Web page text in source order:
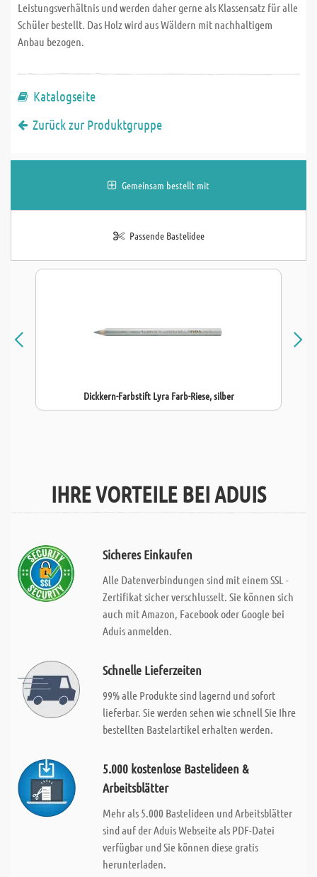
Leistungsverhältnis und werden daher gerne als Klassensatz für alle
Schüler bestellt. Das Holz wird aus Wäldern mit nachhaltigem
Anbau bezogen.
Katalogseite
Zurück zur Produktgruppe
Gemeinsam bestellt mit
Passende Bastelidee
Dickkern-Farbstift Lyra Farb-Riese, silber
IHRE VORTEILE BEI ADUIS
Sicheres Einkaufen
Alle Datenverbindungen sind mit einem SSL -
Zertifikat sicher verschlusselt. Sie können sich
auch mit Amazon, Facebook oder Google bei
Aduis anmelden.
Schnelle Lieferzeiten
99% alle Produkte sind lagernd und sofort
lieferbar. Sie werden sehen wie schnell Sie Ihre
bestellten Bastelartikel erhalten werden.
5.000 kostenlose Bastelideen &
Arbeitsblätter
Mehr als 5.000 Bastelideen und Arbeitsblätter
sind auf der Aduis Webseite als PDF-Datei
verfügbar und Sie können diese gratis
herunterladen.